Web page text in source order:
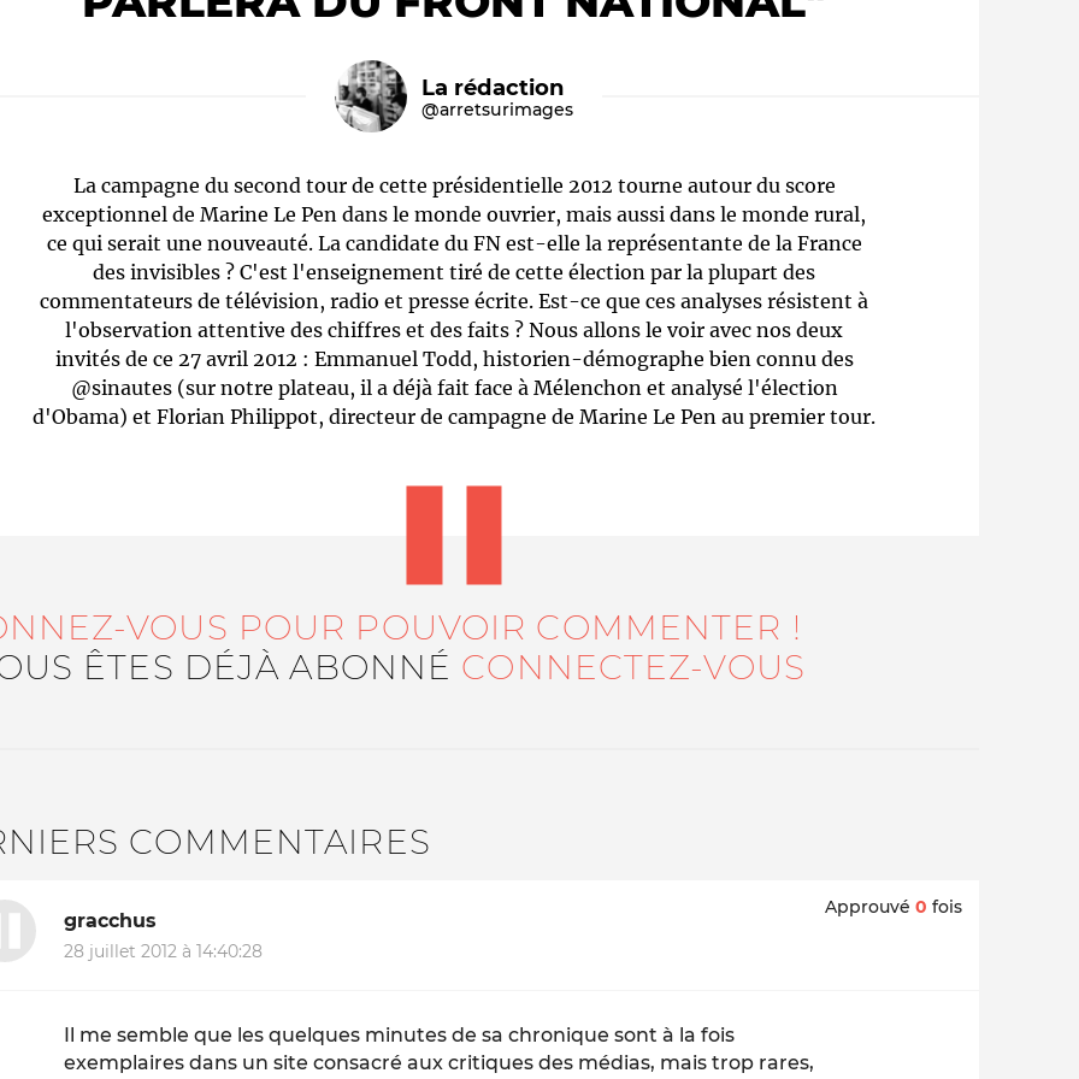
Le médiateur L'équipe Qui sommes-nous ?
La rédaction
@arretsurimages
La campagne du second tour de cette présidentielle 2012 tourne autour du score
exceptionnel de Marine Le Pen dans le monde ouvrier, mais aussi dans le monde rural,
ce qui serait une nouveauté. La candidate du FN est-elle la représentante de la France
des invisibles ? C'est l'enseignement tiré de cette élection par la plupart des
commentateurs de télévision, radio et presse écrite. Est-ce que ces analyses résistent à
l'observation attentive des chiffres et des faits ? Nous allons le voir avec nos deux
invités de ce 27 avril 2012 : Emmanuel Todd, historien-démographe bien connu des
@sinautes (sur notre plateau, il a déjà fait face à Mélenchon et analysé l'élection
d'Obama) et Florian Philippot, directeur de campagne de Marine Le Pen au premier tour.
VOUS POUR POUVOIR COMMENTER !
ÊTES DÉJÀ ABONNÉ CONNECTEZ-VOUS
COMMENTAIRES
gracchus
28 juillet 2012 à 14:40:28
Approuvé 0 fois
Il me semble que les quelques minutes de sa chronique sont à la fois
exemplaires dans un site consacré aux critiques des médias, mais trop rares,